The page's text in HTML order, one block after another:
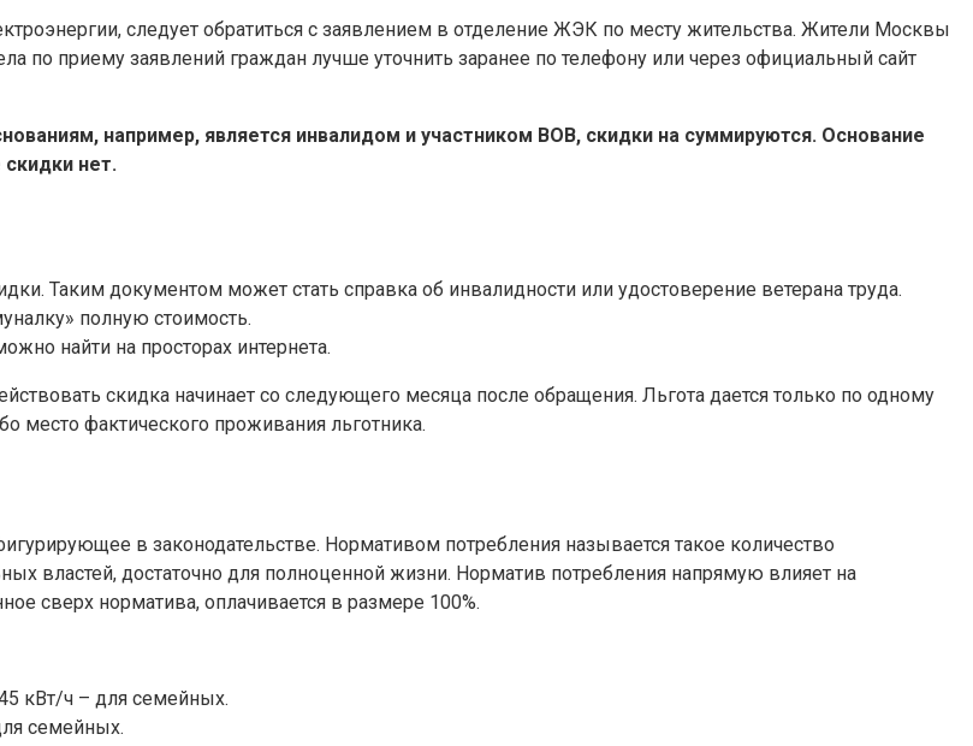
следует обратиться с заявлением в отделение ЖЭК по месту жительства. Жители Москвы
приему заявлений граждан лучше уточнить заранее по телефону или через официальный сайт
например, является инвалидом и участником ВОВ, скидки на суммируются. Основание
нет.
Таким документом может стать справка об инвалидности или удостоверение ветерана труда.
полную стоимость.
найти на просторах интернета.
скидка начинает со следующего месяца после обращения. Льгота дается только по одному
фактического проживания льготника.
в законодательстве. Нормативом потребления называется такое количество
властей, достаточно для полноценной жизни. Норматив потребления напрямую влияет на
сверх норматива, оплачивается в размере 100%.
кВт/ч – для семейных.
семейных.